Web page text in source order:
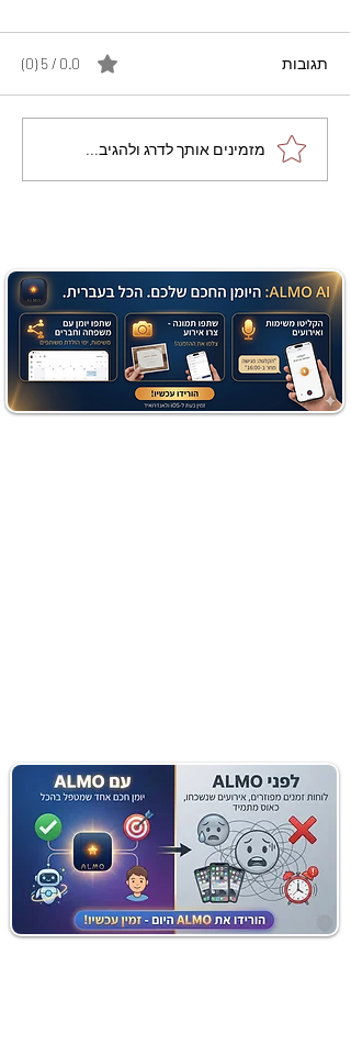
מתכון מנצח עוגת מייפל
שוקולד בחושה וקלה - זיוה
תגובות 0.0 / 5 ‏(0)
מזמינים אותך לדרג ולהגיב...